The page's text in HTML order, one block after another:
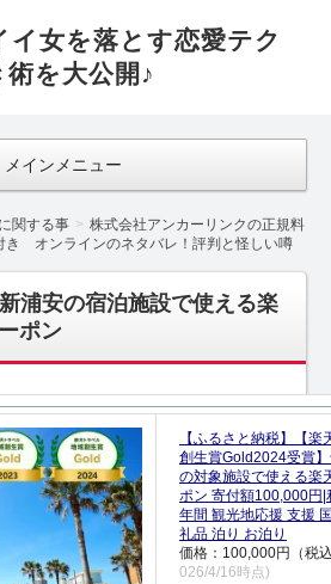
イ女を落とす恋愛テク
を大公開♪
メインメニュー
関する事
株式会社アンカーリンクの正規料
オンラインのネタバレ！評判と怪しい噂
浦安の宿泊施設で使える楽
ポン
【ふるさと納税】【楽
創生賞Gold2024受賞
の対象施設で使える楽
ポン 寄付額100,000円|
年間 観光地応援 支援
礼品 泊り お泊り
価格：100,000円（税
026/4/16時点)